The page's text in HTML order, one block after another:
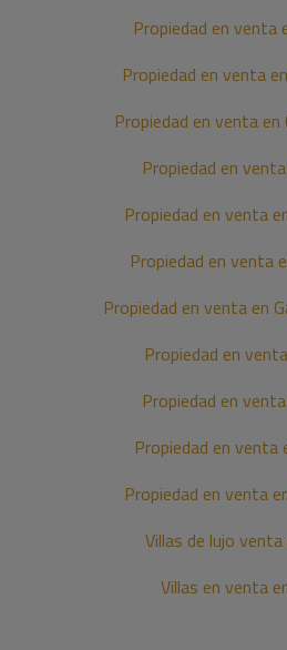
Propiedad en venta
Propiedad en venta
Propiedad en venta
Propiedad en
Propiedad en venta
Propiedad en venta
Propiedad en venta en
Propiedad en
Propiedad en
Propiedad en venta
Propiedad en venta
Villas de lujo venta
Villas en venta